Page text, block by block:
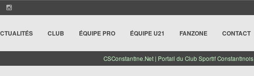
CLUB ÉQUIPE PRO ÉQUIPE U21 FANZONE CONTACT
CSConstantine.Net | Portail du Club Sportif Constantinois